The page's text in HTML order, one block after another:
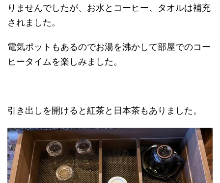
りませんでしたが、お水とコーヒー、タオルは補充
されました。
電気ポットもあるのでお湯を沸かして部屋でのコー
ヒータイムを楽しみました。
引き出しを開けると紅茶と日本茶もありました。